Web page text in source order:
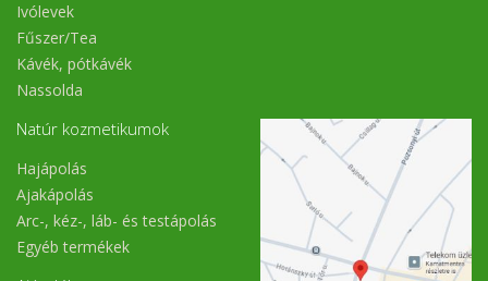
Ivólevek
Fűszer/Tea
Kávék, pótkávék
Nassolda
Natúr kozmetikumok
Hajápolás
Ajakápolás
Arc-, kéz-, láb- és testápolás
Egyéb termékek